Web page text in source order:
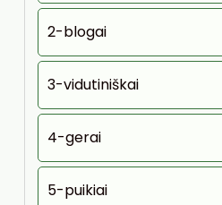
2-blogai
3-vidutiniškai
4-gerai
5-puikiai